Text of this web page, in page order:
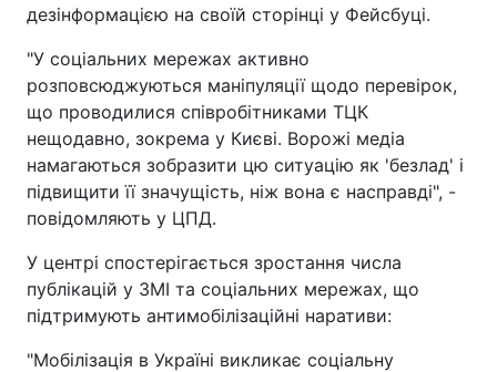
дезінформацією на своїй сторінці у Фейсбуці.
"У соціальних мережах активно
розповсюджуються маніпуляції щодо перевірок,
що проводилися співробітниками ТЦК
нещодавно, зокрема у Києві. Ворожі медіа
намагаються зобразити цю ситуацію як 'безлад' і
підвищити її значущість, ніж вона є насправді", -
повідомляють у ЦПД.
У центрі спостерігається зростання числа
публікацій у ЗМІ та соціальних мережах, що
підтримують антимобілізаційні наративи:
"Мобілізація в Україні викликає соціальну